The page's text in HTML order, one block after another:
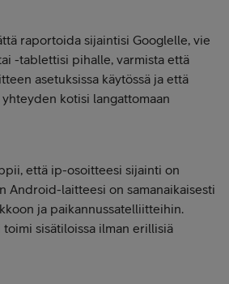
raportoida sijaintisi Googlelle, vie
-tablettisi pihalle, varmista että
asetuksissa käytössä ja että
kotisi langattomaan
että ip-osoitteesi sijainti on
Android-laitteesi on samanaikaisesti
ja paikannussatelliitteihin.
sisätiloissa ilman erillisiä